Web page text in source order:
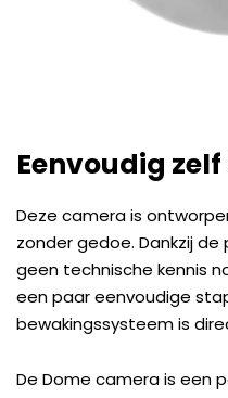
Eenvoudig
Deze camera is
zonder gedoe. Dankzij
geen technische kennis
een paar eenvoudige
bewakingssysteem is
De Dome camera is een